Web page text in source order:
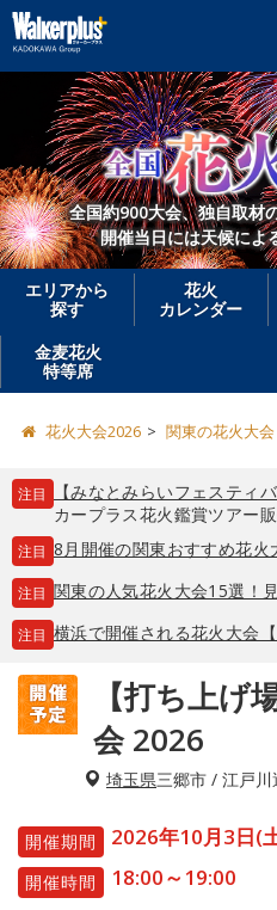
全国約900大会、独自取材
開催当日には天候によ
エリアから
探す
花火
カレンダー
金麦花火
特等席
花火大会2026 関東の花火大会
注目 【みなとみらいフェスティバ
カープラス花火鑑賞ツアー販
注目 8月開催の関東おすすめ花火
注目 関東の人気花火大会15選！
注目 横浜で開催される花火大会【
【打ち上げ
会 2026
埼玉県三郷市 / 江戸川
開催期間 2026年10月3日(
開催時間 18:00～19:00